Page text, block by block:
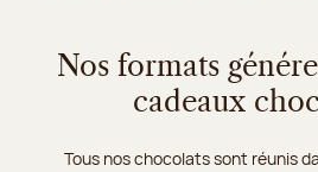
Nos formats
cadeaux
Tous nos chocolats sont réunis